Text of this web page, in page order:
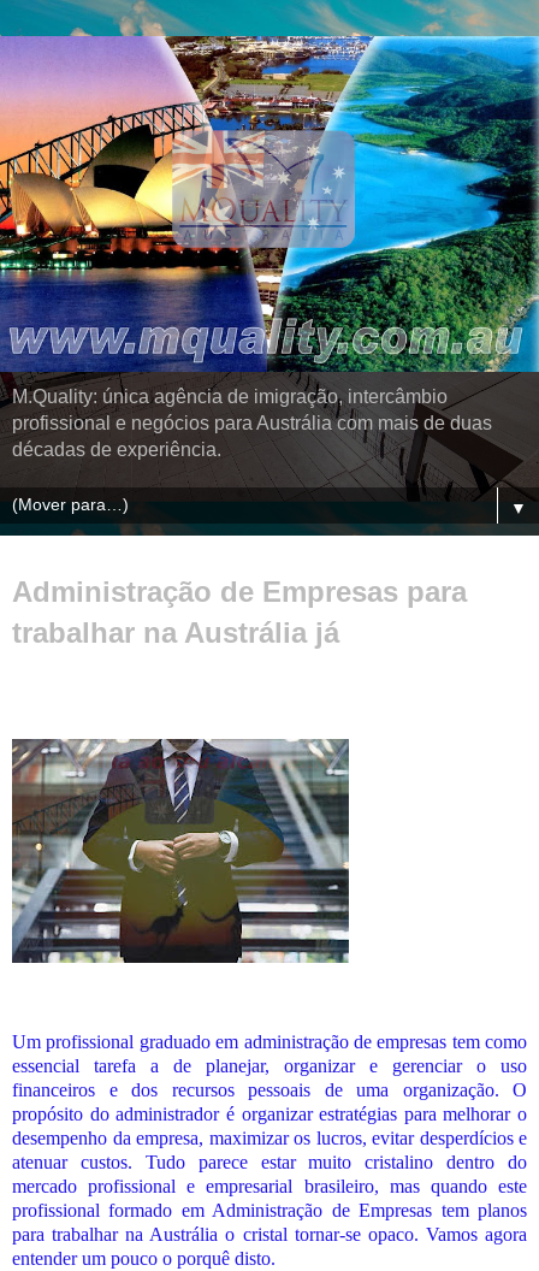
M.Quality: única agência de imigração, intercâmbio
profissional e negócios para Austrália com mais de duas
décadas de experiência.
▼
Administração de Empresas para
trabalhar na Austrália já
Um profissional graduado em administração de empresas tem como
essencial tarefa a de planejar, organizar e gerenciar o uso
financeiros e dos recursos pessoais de uma organização. O
propósito do administrador é organizar estratégias para melhorar o
desempenho da empresa, maximizar os lucros, evitar desperdícios e
atenuar custos. Tudo parece estar muito cristalino dentro do
mercado profissional e empresarial brasileiro, mas quando este
profissional formado em Administração de Empresas tem planos
para trabalhar na Austrália o cristal tornar-se opaco. Vamos agora
entender um pouco o porquê disto.